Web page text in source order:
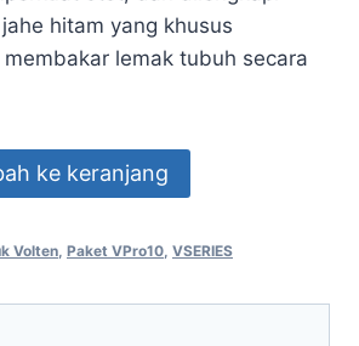
hitam yang khusus
lemak tubuh secara
ke keranjang
Volten Paket VPro10 VSERIES